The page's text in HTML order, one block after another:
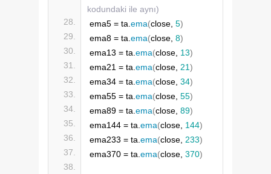
kodundaki ile aynı)
ema5 = ta. ema(close, 5)
ema8 = ta. ema(close, 8)
ema13 = ta. ema(close, 13)
ema21 = ta. ema(close, 21)
ema34 = ta. ema(close, 34)
ema55 = ta. ema(close, 55)
ema89 = ta. ema(close, 89)
ema144 = ta. ema(close, 144)
ema233 = ta. ema(close, 233)
ema370 = ta. ema(close, 370)